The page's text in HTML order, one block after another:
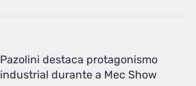
Pazolini destaca protagonismo
industrial durante a Mec Show